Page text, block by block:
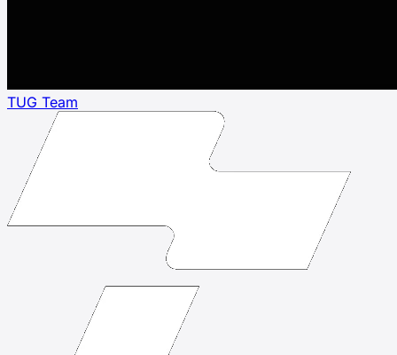
TUG Team